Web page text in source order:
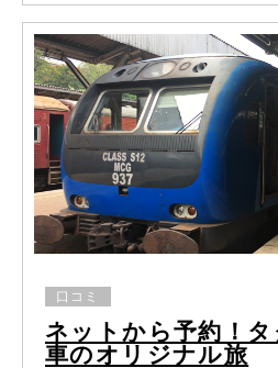
ネットから予約！タ
車のオリジナル旅
口コミ